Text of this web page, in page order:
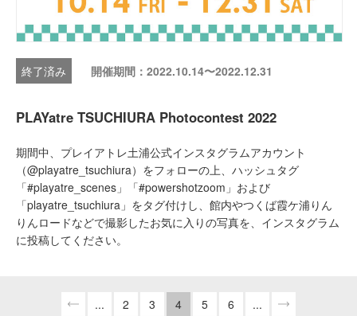
開催期間：2022.10.14〜2022.12.31
PLAYatre TSUCHIURA Photocontest 2022
期間中、プレイアトレ土浦公式インスタグラムアカウント
（@playatre_tsuchiura）をフォローの上、ハッシュタグ
「#playatre_scenes」「#powershotzoom」および
「playatre_tsuchiura」をタグ付けし、館内やつくば霞ケ浦りん
りんロードなどで撮影したお気に入りの写真を、インスタグラム
に投稿してください。
... 2 3 4 5 6 ...